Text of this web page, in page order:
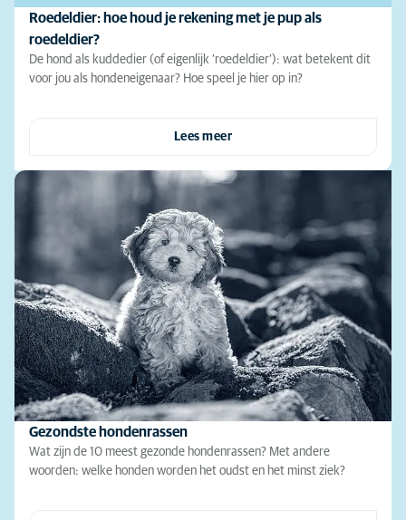
Roedeldier: hoe houd je rekening met je pup als
roedeldier?
De hond als kuddedier (of eigenlijk ‘roedeldier’): wat betekent dit
voor jou als hondeneigenaar? Hoe speel je hier op in?
Lees meer
Gezondste hondenrassen
Wat zijn de 10 meest gezonde hondenrassen? Met andere
woorden: welke honden worden het oudst en het minst ziek?